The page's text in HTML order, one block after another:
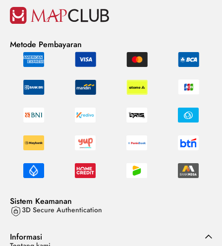
Metode Pembayaran
Sistem Keamanan
3D Secure Authentication
Informasi